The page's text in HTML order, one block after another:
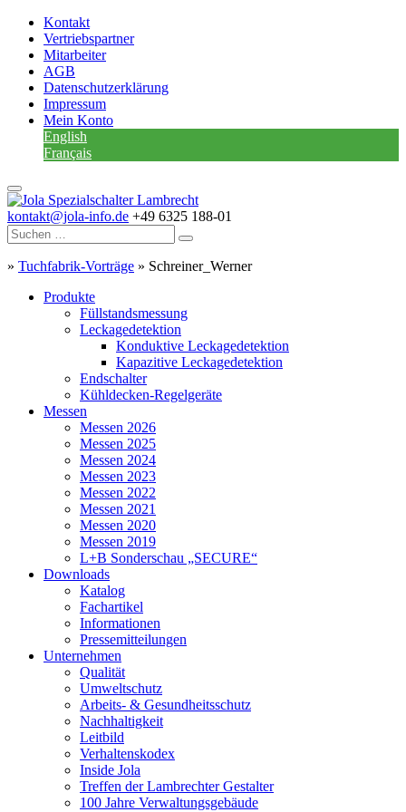
Kontakt
Vertriebspartner
Mitarbeiter
AGB
Datenschutzerklärung
Impressum
Mein Konto
English
Français
kontakt@jola-info.de +49 6325 188-01
» Tuchfabrik-Vorträge » Schreiner_Werner
Produkte
Füllstandsmessung
Leckagedetektion
Konduktive Leckagedetektion
Kapazitive Leckagedetektion
Endschalter
Kühldecken-Regelgeräte
Messen
Messen 2026
Messen 2025
Messen 2024
Messen 2023
Messen 2022
Messen 2021
Messen 2020
Messen 2019
L+B Sonderschau „SECURE“
Downloads
Katalog
Fachartikel
Informationen
Pressemitteilungen
Unternehmen
Qualität
Umweltschutz
Arbeits- & Gesundheitsschutz
Nachhaltigkeit
Leitbild
Verhaltenskodex
Inside Jola
Treffen der Lambrechter Gestalter
100 Jahre Verwaltungsgebäude